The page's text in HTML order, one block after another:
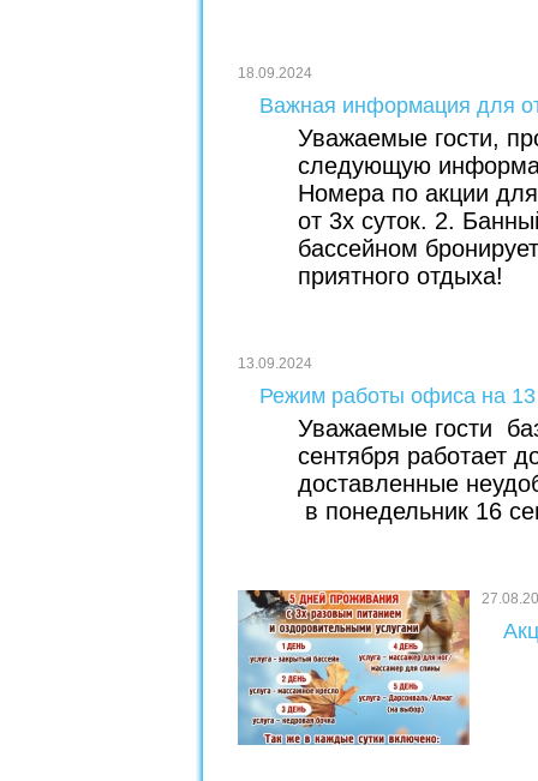
18.09.2024
Важная информация для
Уважаемые гости,
следующую
Номера по акции
от 3х суток. 2.
бассейном
приятного отдыха!
13.09.2024
Режим работы офиса на 13
Уважаемые гости
сентября работает
доставленные
в понедельник 16